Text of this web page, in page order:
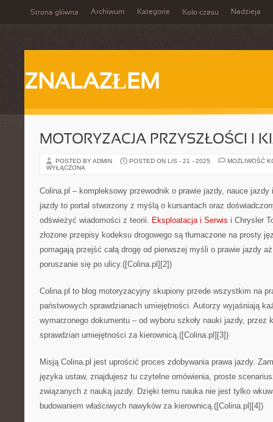
Strona główna Archiwum Kategorie Koło czasu Nadzieja
ZNALAZŁEM
MOTORYZACJA PRZYSZŁOŚCI I
POSTED BY ADMIN POSTED ON LIS - 21 - 2025
MOŻLIWOŚĆ
WYŁĄCZONA
Colina.pl – kompleksowy przewodnik o prawie jazdy, nauce jazdy
jazdy to portal stworzony z myślą o kursantach oraz
odświeżyć wiadomości z teorii. Eksploatacja i Serwis i Chrysler
złożone przepisy kodeksu drogowego są tłumaczone na prosty
pomagają przejść całą drogę od pierwszej myśli o prawie jazdy
poruszanie się po ulicy.([Colina.pl][2])
Colina.pl to blog motoryzacyjny skupiony przede wszystkim na
państwowych sprawdzianach umiejętności. Autorzy wyjaśniają
wymarzonego dokumentu – od wyboru szkoły nauki jazdy, przez
sprawdzian umiejętności za kierownicą.([Colina.pl][3])
Misją Colina.pl jest uprościć proces zdobywania prawa jazdy.
języka ustaw, znajdujesz tu czytelne omówienia, proste
związanych z nauką jazdy. Dzięki temu nauka nie jest tylko
budowaniem właściwych nawyków za kierownicą.([Colina.pl][4])